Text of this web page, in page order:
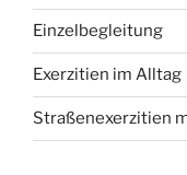
Einzelbegleitung
Exerzitien im Alltag
Straßenexerzitien